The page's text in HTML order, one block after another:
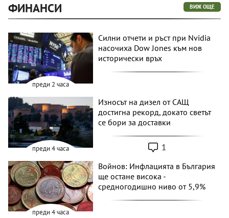
ФИНАНСИ ВИЖ ОЩЕ
преди 2 часа
Силни отчети и ръст при Nvidia
насочиха Dow Jones към нов
исторически връх
преди 4 часа
Износът на дизел от САЩ
достигна рекорд, докато светът
се бори за доставки
1
преди 4 часа
Войнов: Инфлацията в България
ще остане висока -
средногодишно ниво от 5,9%